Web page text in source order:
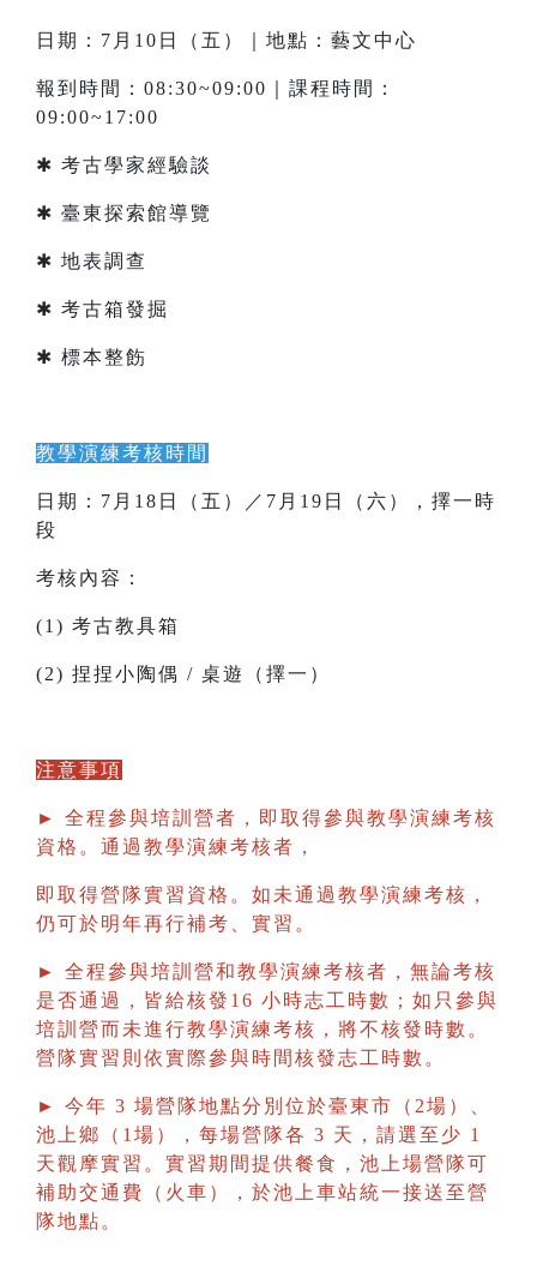
日期：7月10日（五）｜地點：藝文中心
報到時間：08:30~09:00｜課程時間：
09:00~17:00
✱ 考古學家經驗談
✱ 臺東探索館導覽
✱ 地表調查
✱ 考古箱發掘
✱ 標本整飭
教學演練考核時間
日期：7月18日（五）／7月19日（六），擇一時
段
考核內容：
(1) 考古教具箱
(2) 捏捏小陶偶 / 桌遊（擇一）
注意事項
► 全程參與培訓營者，即取得參與教學演練考核
資格。通過教學演練考核者，
即取得營隊實習資格。如未通過教學演練考核，
仍可於明年再行補考、實習。
► 全程參與培訓營和教學演練考核者，無論考核
是否通過，皆給核發16 小時志工時數；如只參與
培訓營而未進行教學演練考核，將不核發時數。
營隊實習則依實際參與時間核發志工時數。
► 今年 3 場營隊地點分別位於臺東市（2場）、
池上鄉（1場），每場營隊各 3 天，請選至少 1
天觀摩實習。實習期間提供餐食，池上場營隊可
補助交通費（火車），於池上車站統一接送至營
隊地點。